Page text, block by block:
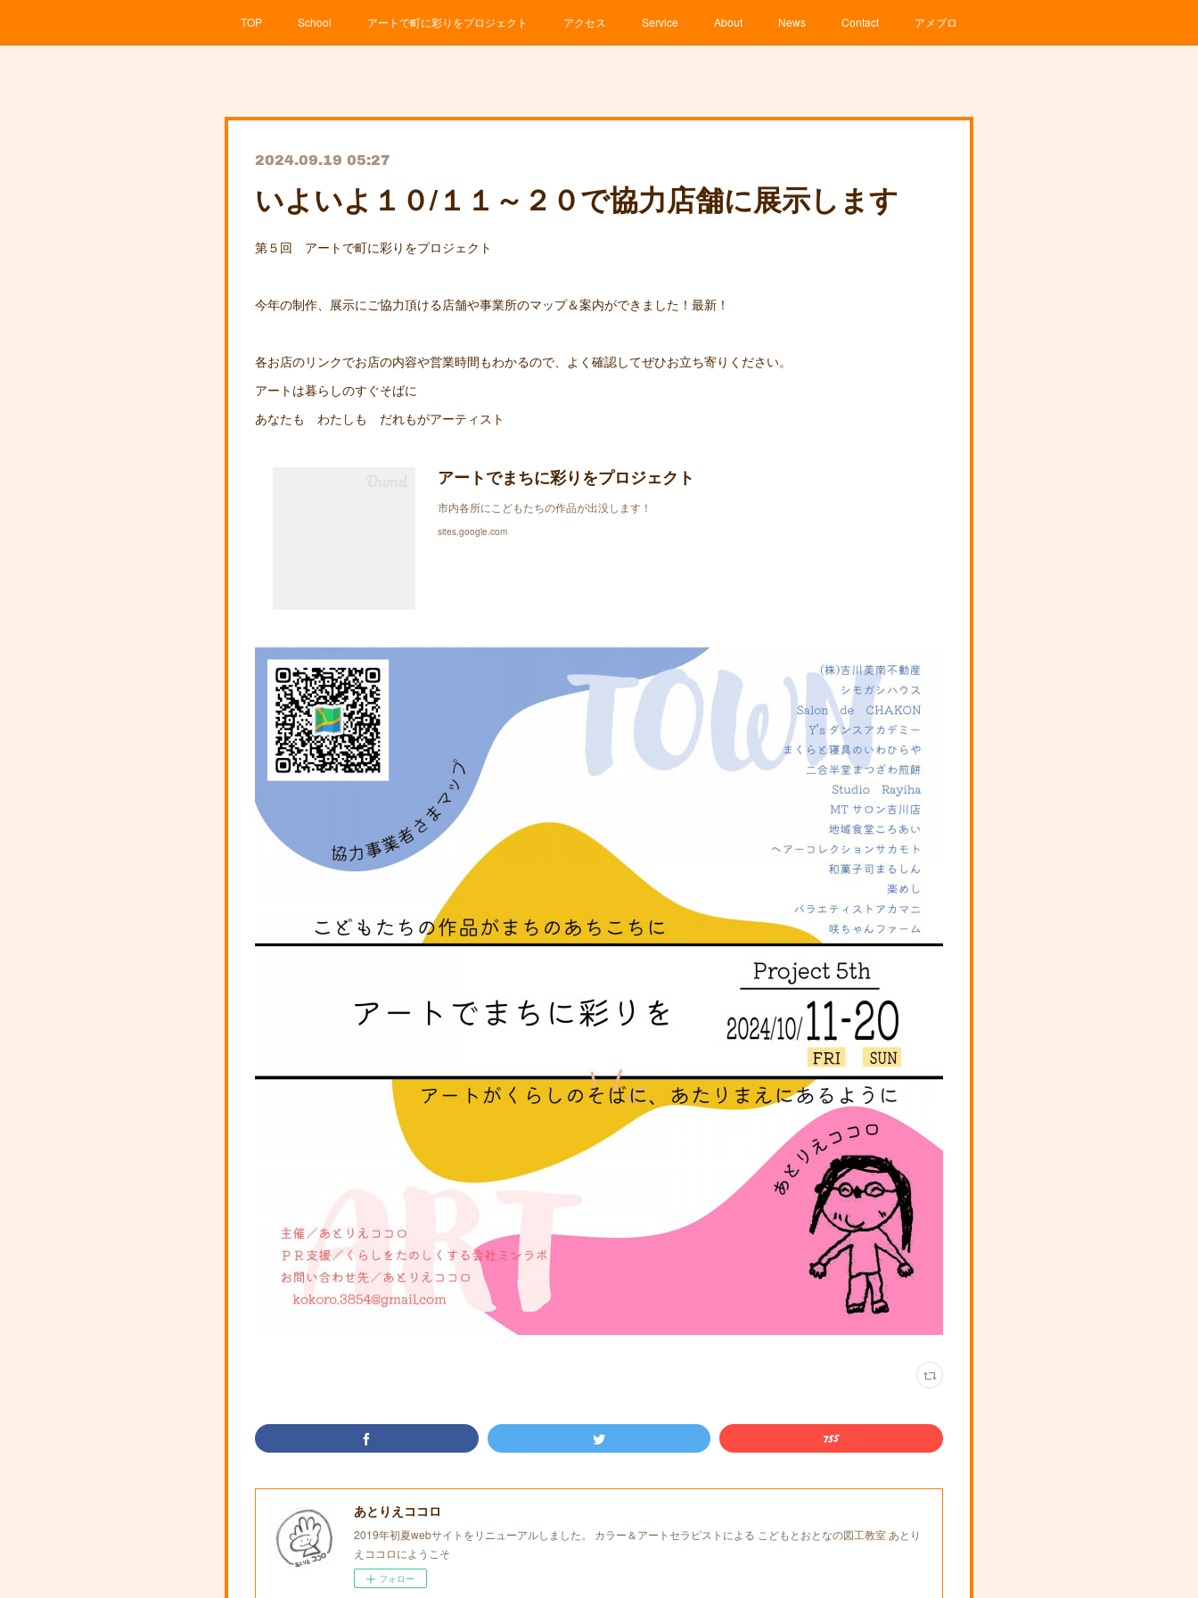
TOP School アートで町に彩りをプロジェクト アクセス Service About News Contact アメブロ
2024.09.19 05:27
いよいよ１０/１１～２０で協力店舗に展示します
第５回 アートで町に彩りをプロジェクト
今年の制作、展示にご協力頂ける店舗や事業所のマップ＆案内ができました！最新！
各お店のリンクでお店の内容や営業時間もわかるので、よく確認してぜひお立ち寄りください。
アートは暮らしのすぐそばに
あなたも わたしも だれもがアーティスト
アートでまちに彩りをプロジェクト
市内各所にこどもたちの作品が出没します！
sites.google.com
あとりえココロ
2019年初夏webサイトをリニューアルしました。 カラー＆アートセラピストによる こどもとおとなの図工教室 あとり
えココロにようこそ
フォロー